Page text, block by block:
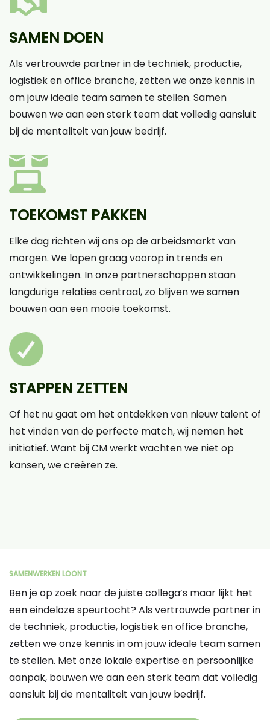
SAMEN DOEN
Als vertrouwde partner in de techniek, productie,
logistiek en office branche, zetten we onze kennis in
om jouw ideale team samen te stellen. Samen
bouwen we aan een sterk team dat volledig aansluit
bij de mentaliteit van jouw bedrijf.
TOEKOMST PAKKEN
Elke dag richten wij ons op de arbeidsmarkt van
morgen. We lopen graag voorop in trends en
ontwikkelingen. In onze partnerschappen staan
langdurige relaties centraal, zo blijven we samen
bouwen aan een mooie toekomst.
STAPPEN ZETTEN
Of het nu gaat om het ontdekken van nieuw talent of
het vinden van de perfecte match, wij nemen het
initiatief. Want bij CM werkt wachten we niet op
kansen, we creëren ze.
SAMENWERKEN LOONT
Ben je op zoek naar de juiste collega’s maar lijkt het
een eindeloze speurtocht? Als vertrouwde partner in
de techniek, productie, logistiek en office branche,
zetten we onze kennis in om jouw ideale team samen
te stellen. Met onze lokale expertise en persoonlijke
aanpak, bouwen we aan een sterk team dat volledig
aansluit bij de mentaliteit van jouw bedrijf.